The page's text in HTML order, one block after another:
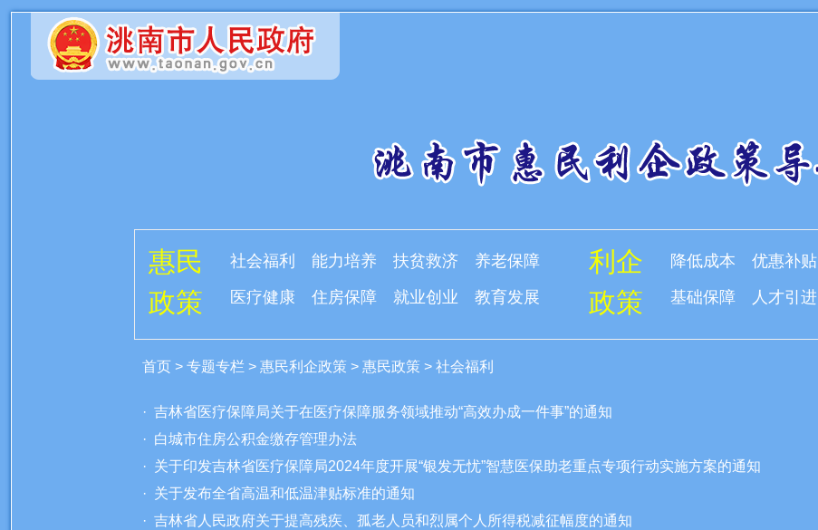
惠民
政策
社会福利 能力培养 扶贫救济
养老保障
医疗健康
住房保障 就业创业 教育发展
利企
政策
降低成本 优惠补贴
基础保障
人才引进
首页> 专题专栏 > 惠民利企政策> 惠民政策> 社会福利
· 吉林省医疗保障局关于在医疗保障服务领域推动“高效办成一件事”的通知
· 白城市住房公积金缴存管理办法
· 关于印发吉林省医疗保障局2024年度开展“银发无忧”智慧医保助老重点专项行动实施方案的通知
· 关于发布全省高温和低温津贴标准的通知
· 吉林省人民政府关于提高残疾、孤老人员和烈属个人所得税减征幅度的通知